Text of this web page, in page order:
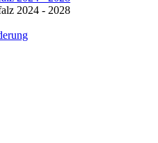
2024 - 2028